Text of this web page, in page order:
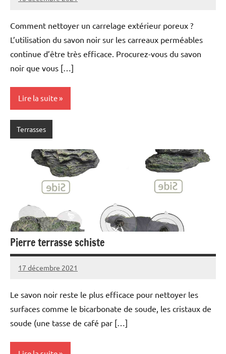
Comment nettoyer un carrelage extérieur poreux ?
L’utilisation du savon noir sur les carreaux perméables
continue d’être très efficace. Procurez-vous du savon
noir que vous […]
Lire la suite
Terrasses
Pierre terrasse schiste
17 décembre 2021
Le savon noir reste le plus efficace pour nettoyer les
surfaces comme le bicarbonate de soude, les cristaux de
soude (une tasse de café par […]